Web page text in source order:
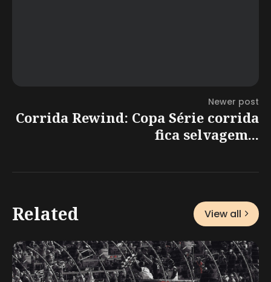
Newer post
Corrida Rewind: Copa Série corrida
fica selvagem...
Related View all